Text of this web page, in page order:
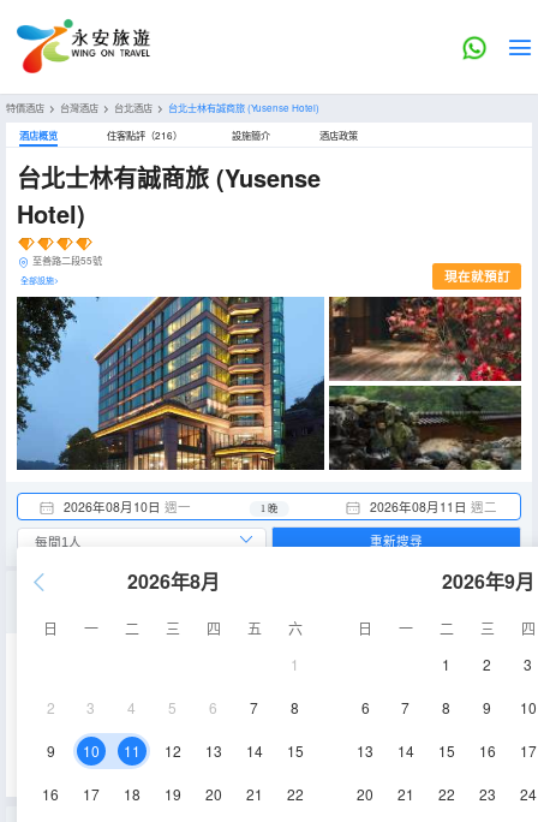
特價酒店 > 台灣酒店 > 台北酒店 > 台北士林有誠商旅(Yusense Hotel)
酒店概览 住客點評（216） 設施簡介 酒店政策
台北士林有誠商旅 (Yusense
Hotel)
至善路二段55號
全部設施> 現在就預訂
2026年08月10日 週一 2026年08月11日 週二
1 晚
2026年8月
日 一 二 三 四 五
六
1
2 3 4 5 6 7 8
9 10 11 12 13 14 15
16 17 18 19 20 21 22
2026年9月
日 一 二 三
四
1
2 3
6 7 8 9 10
13 14 15 16 17
20 21 22 23 24
重新搜尋
26.5㎡ 空調